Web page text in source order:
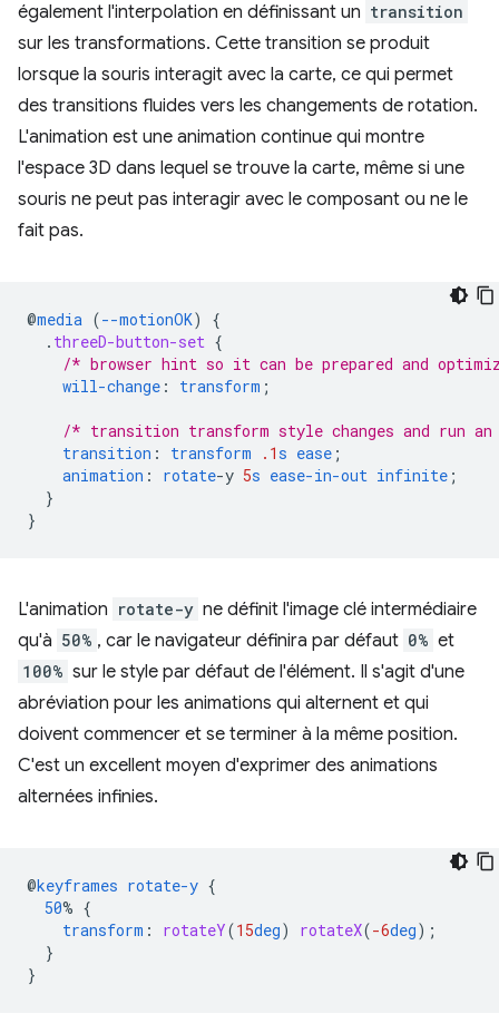
également l'interpolation en définissant un transition
sur les transformations. Cette transition se produit
lorsque la souris interagit avec la carte, ce qui permet
des transitions fluides vers les changements de rotation.
L'animation est une animation continue qui montre
l'espace 3D dans lequel se trouve la carte, même si une
souris ne peut pas interagir avec le composant ou ne le
fait pas.
@media (--motionOK)
{
. threeD-button-set {
/* browser hint so it can be prepared and
will-change : transform ;
/* transition transform style changes and run
transition : transform .1s ease ;
animation : rotate-y 5s ease-in-out infinite ;
}
}
L'animation rotate-y ne définit l'image clé intermédiaire
qu'à 50% , car le navigateur définira par défaut 0% et
100% sur le style par défaut de l'élément. Il s'agit d'une
abréviation pour les animations qui alternent et qui
doivent commencer et se terminer à la même position.
C'est un excellent moyen d'exprimer des animations
alternées infinies.
@keyframes rotate-y {
50% {
transform : rotateY(15deg) rotateX(-6deg);
}
}